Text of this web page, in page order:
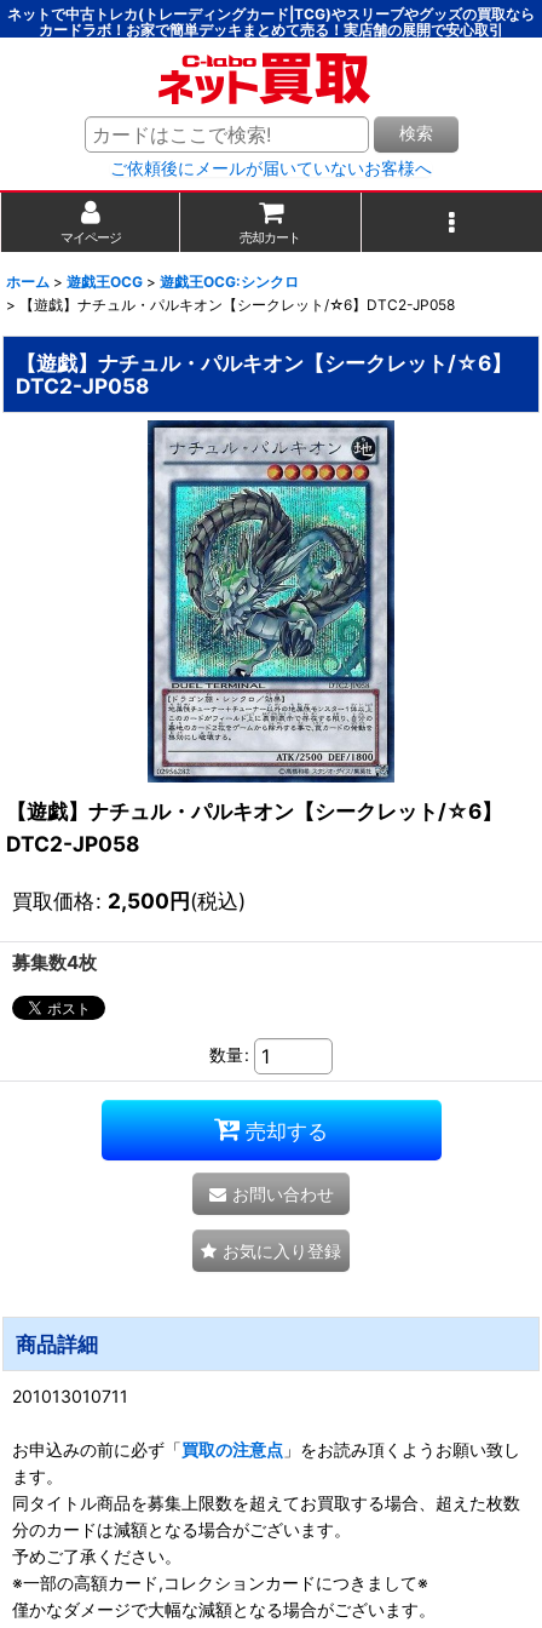
ネットで中古トレカ(トレーディングカード|TCG)やスリーブやグッズの買取なら
カードラボ！お家で簡単デッキまとめて売る！実店舗の展開で安心取引
検索
ご依頼後にメールが届いていないお客様へ
マイページ 売却カート
ホーム > 遊戯王OCG > 遊戯王OCG:シンクロ
>
【遊戯】ナチュル・パルキオン【シークレット/☆6】DTC2-JP058
【遊戯】ナチュル・パルキオン【シークレット/☆6】
DTC2-JP058
【遊戯】ナチュル・パルキオン【シークレット/☆6】
DTC2-JP058
買取価格: 2,500円(税込)
募集数4枚
数量:
売却する
お問い合わせ
お気に入り登録
商品詳細
201013010711
お申込みの前に必ず「買取の注意点 」をお読み頂くようお願い致し
ます。
同タイトル商品を募集上限数を超えてお買取する場合、超えた枚数
分のカードは減額となる場合がございます。
予めご了承ください。
※一部の高額カード,コレクションカードにつきまして※
僅かなダメージで大幅な減額となる場合がございます。